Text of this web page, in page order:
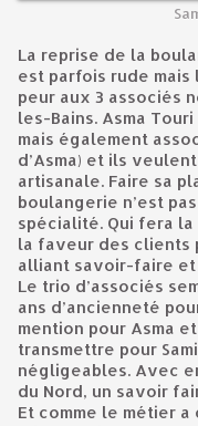
La reprise de la boulangerie, située 2 rue Prête à partir,
est parfois rude mais
peur aux 3 associés
les-Bains. Asma
mais également
d’Asma) et ils
artisanale. Faire sa
boulangerie n’est
spécialité. Qui fera
la faveur des clients
alliant savoir-faire et
Le trio d’associés
ans d’ancienneté
mention pour Asma
transmettre pour
négligeables. Avec
du Nord, un savoir
Et comme le métier